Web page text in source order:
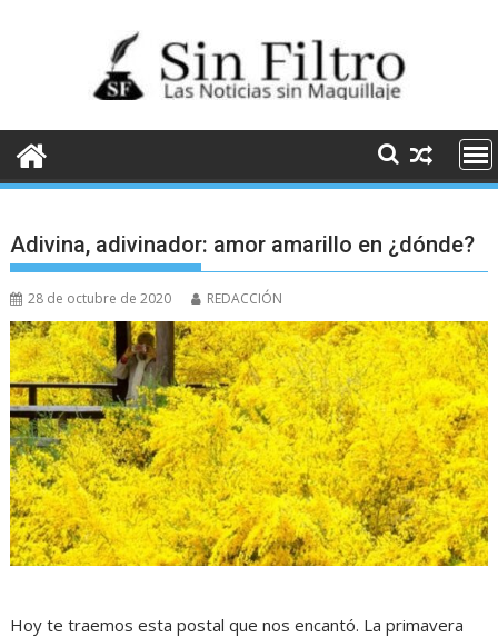
Adivina, adivinador: amor amarillo en ¿dónde?
28 de octubre de 2020 REDACCIÓN
Hoy te traemos esta postal que nos encantó. La primavera